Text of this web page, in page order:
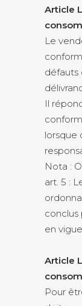
Article
Le
défauts
Il
lorsque
Nota :
art. 5 :
conclus
en
Article
Pour